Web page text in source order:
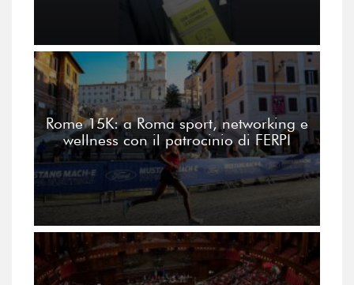
Rome 15K: a Roma sport, networking e
wellness con il patrocinio di FERPI